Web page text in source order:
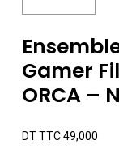
Gamer
ORCA –
DT TTC49,000